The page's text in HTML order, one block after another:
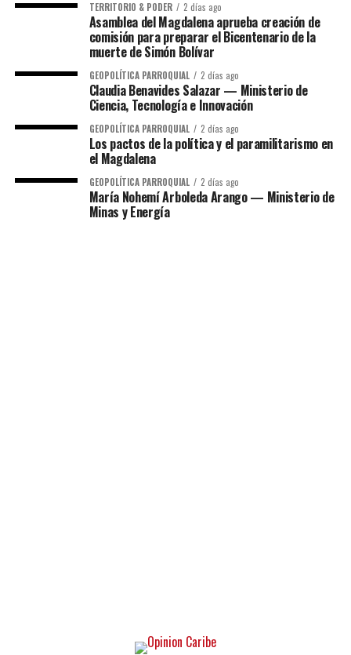
TERRITORIO & PODER 2 días ago
Asamblea del Magdalena aprueba creación de
comisión para preparar el Bicentenario de la
muerte de Simón Bolívar
GEOPOLÍTICA PARROQUIAL 2 días ago
Claudia Benavides Salazar — Ministerio de
Ciencia, Tecnología e Innovación
GEOPOLÍTICA PARROQUIAL 2 días ago
Los pactos de la política y el paramilitarismo en
el Magdalena
GEOPOLÍTICA PARROQUIAL 2 días ago
María Nohemí Arboleda Arango — Ministerio de
Minas y Energía